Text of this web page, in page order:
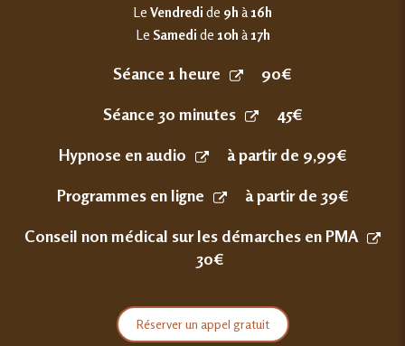
Le Vendredi de 9h à16h
Le Samedi de 10h à17h
Séance 1 heure 90€
Séance 30 minutes 45€
Hypnose en audio à partir de 9,99€
Programmes en ligne à partir de 39€
Conseil non médical sur les démarches en PMA
30€
Réserver un appel gratuit